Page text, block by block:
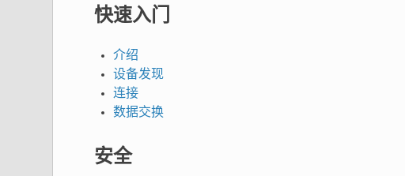
快速入门
介绍
设备发现
连接
数据交换
安全